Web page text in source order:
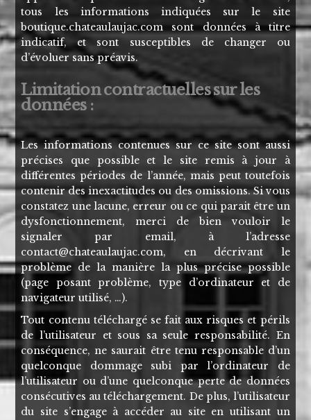
tous les informations indiquées sur le site
boutique.chateaulaujac.com
sont données à titre
indicatif, et sont susceptibles de changer ou
d’évoluer sans préavis.
Limitation contractuelles sur les
données :
Les informations contenues sur ce site sont aussi
précises que possible et le site remis à jour à
différentes périodes de l’année, mais peut toutefois
contenir des inexactitudes ou des omissions. Si vous
constatez une lacune, erreur ou ce qui parait être un
dysfonctionnement, merci de bien vouloir le
signaler par email, à l’adresse
moc.cajualuaetahc@tcatnoc, en décrivant le
problème de la manière la plus précise possible
(page posant problème, type d’ordinateur et de
navigateur utilisé, …).
Tout contenu téléchargé se fait aux risques et périls
de l’utilisateur et sous sa seule responsabilité. En
conséquence, ne saurait être tenu responsable d’un
quelconque dommage subi par l’ordinateur de
l’utilisateur ou d’une quelconque perte de données
consécutives au téléchargement. De plus, l’utilisateur
du site s’engage à accéder au site en utilisant un